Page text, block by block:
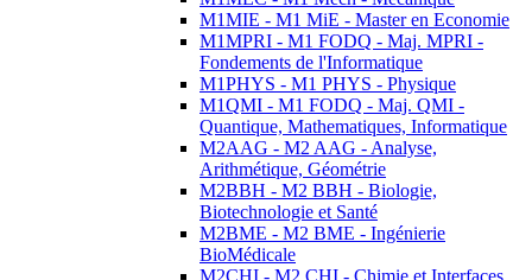
M1MIE - M1 MiE - Master en Economie
M1MPRI - M1 FODQ - Maj. MPRI -
Fondements de l'Informatique
M1PHYS - M1 PHYS - Physique
M1QMI - M1 FODQ - Maj. QMI -
Quantique, Mathematiques, Informatique
M2AAG - M2 AAG - Analyse,
Arithmétique, Géométrie
M2BBH - M2 BBH - Biologie,
Biotechnologie et Santé
M2BME - M2 BME - Ingénierie
BioMédicale
M2CHI - M2 CHI - Chimie et Interfaces